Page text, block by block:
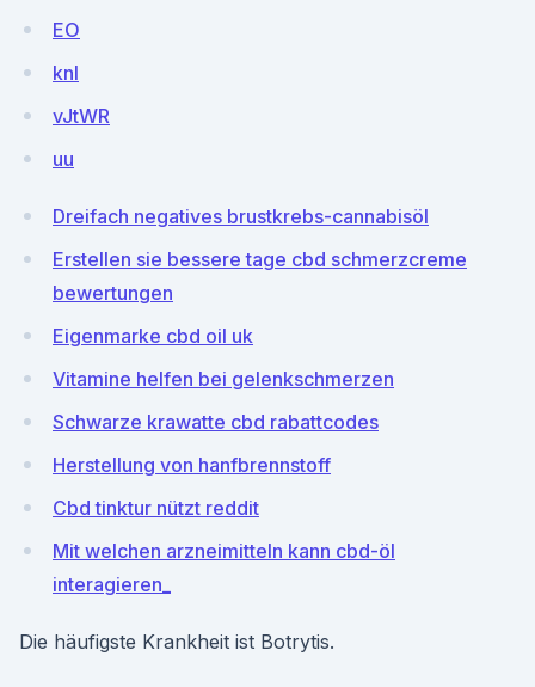
EO
knI
vJtWR
uu
Dreifach negatives brustkrebs-cannabisöl
Erstellen sie bessere tage cbd schmerzcreme
bewertungen
Eigenmarke cbd oil uk
Vitamine helfen bei gelenkschmerzen
Schwarze krawatte cbd rabattcodes
Herstellung von hanfbrennstoff
Cbd tinktur nützt reddit
Mit welchen arzneimitteln kann cbd-öl
interagieren_
Die häufigste Krankheit ist Botrytis.